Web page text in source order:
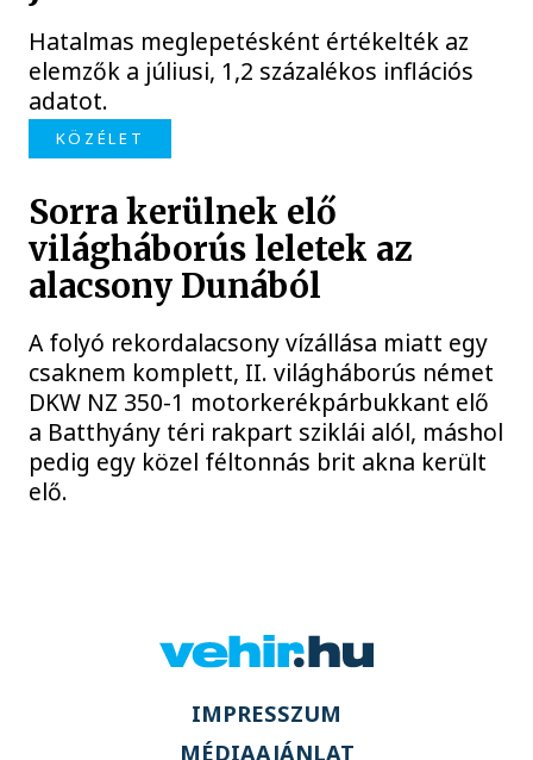
Hatalmas meglepetésként értékelték az
elemzők a júliusi, 1,2 százalékos inflációs
adatot.
KÖZÉLET
Sorra kerülnek elő
világháborús leletek az
alacsony Dunából
A folyó rekordalacsony vízállása miatt egy
csaknem komplett, II. világháborús német
DKW NZ 350-1 motorkerékpárbukkant elő
a Batthyány téri rakpart sziklái alól, máshol
pedig egy közel féltonnás brit akna került
elő.
IMPRESSZUM
MÉDIAAJÁNLAT